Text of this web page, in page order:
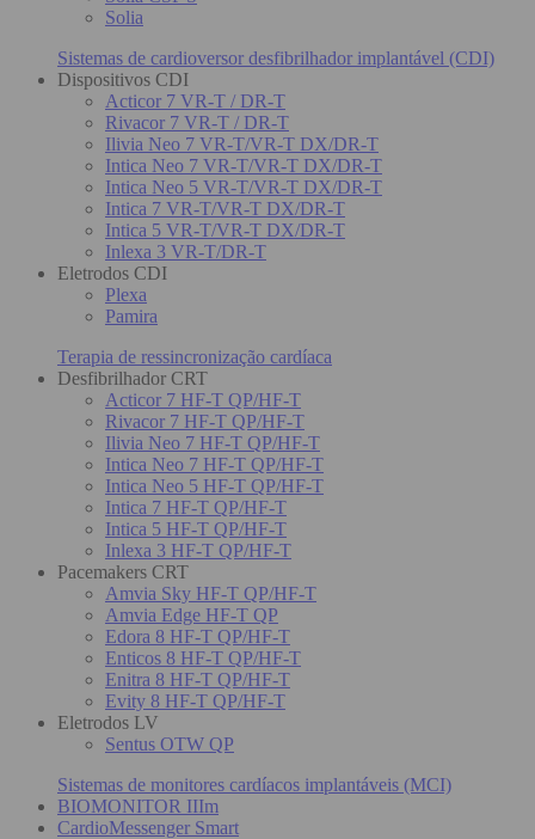
Solia
Sistemas de cardioversor desfibrilhador implantável (CDI)
Dispositivos CDI
Acticor 7 VR-T / DR-T
Rivacor 7 VR-T / DR-T
Ilivia Neo 7 VR-T/VR-T DX/DR-T
Intica Neo 7 VR-T/VR-T DX/DR-T
Intica Neo 5 VR-T/VR-T DX/DR-T
Intica 7 VR-T/VR-T DX/DR-T
Intica 5 VR-T/VR-T DX/DR-T
Inlexa 3 VR-T/DR-T
Eletrodos CDI
Plexa
Pamira
Terapia de ressincronização cardíaca
Desfibrilhador CRT
Acticor 7 HF-T QP/HF-T
Rivacor 7 HF-T QP/HF-T
Ilivia Neo 7 HF-T QP/HF-T
Intica Neo 7 HF-T QP/HF-T
Intica Neo 5 HF-T QP/HF-T
Intica 7 HF-T QP/HF-T
Intica 5 HF-T QP/HF-T
Inlexa 3 HF-T QP/HF-T
Pacemakers CRT
Amvia Sky HF-T QP/HF-T
Amvia Edge HF-T QP
Edora 8 HF-T QP/HF-T
Enticos 8 HF-T QP/HF-T
Enitra 8 HF-T QP/HF-T
Evity 8 HF-T QP/HF-T
Eletrodos LV
Sentus OTW QP
Sistemas de monitores cardíacos implantáveis (MCI)
BIOMONITOR IIIm
CardioMessenger Smart